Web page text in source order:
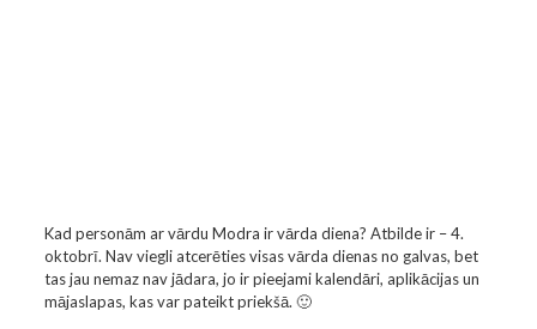
Kad personām ar vārdu Modra ir vārda diena? Atbilde ir – 4.
oktobrī. Nav viegli atcerēties visas vārda dienas no galvas, bet
tas jau nemaz nav jādara, jo ir pieejami kalendāri, aplikācijas un
mājaslapas, kas var pateikt priekšā. 🙂